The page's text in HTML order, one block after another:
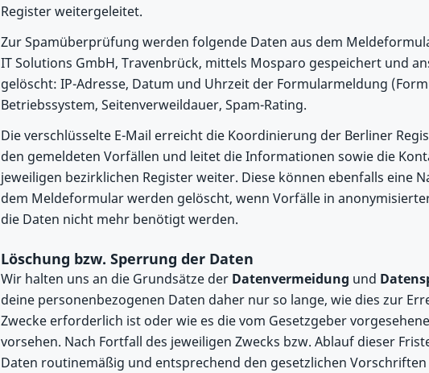
Register weitergeleitet.
Zur Spamüberprüfung werden folgende Daten aus dem
IT Solutions GmbH, Travenbrück, mittels Mosparo gespeichert und
gelöscht: IP-Adresse, Datum und Uhrzeit der Formularmeldung
Betriebssystem, Seitenverweildauer, Spam-Rating.
Die verschlüsselte E-Mail erreicht die Koordinierung der Berliner
den gemeldeten Vorfällen und leitet die Informationen sowie die
jeweiligen bezirklichen Register weiter. Diese können ebenfalls eine
dem Meldeformular werden gelöscht, wenn Vorfälle in
die Daten nicht mehr benötigt werden.
Löschung bzw. Sperrung der Daten
Wir halten uns an die Grundsätze der Datenvermeidung und
deine personenbezogenen Daten daher nur so lange, wie dies zur
Zwecke erforderlich ist oder wie es die vom Gesetzgeber
vorsehen. Nach Fortfall des jeweiligen Zwecks bzw. Ablauf dieser
Daten routinemäßig und entsprechend den gesetzlichen